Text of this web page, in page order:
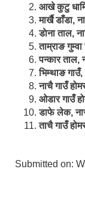
आखे कुटु
मार्खै डाँडा,
डाेना ताल,
ताम्राङ
पन्कार ताल,
भिम्थाङ
नाचै गाउँ
ओ‍‍‌डार गाउँ
डाफे लेक,
ताचै गाउँ
Submitted on: